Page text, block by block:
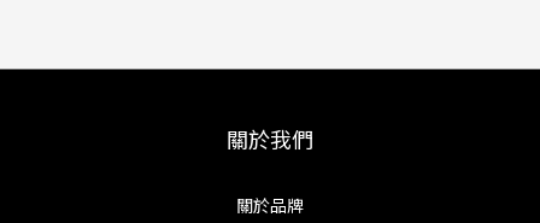
關於我們
關於品牌